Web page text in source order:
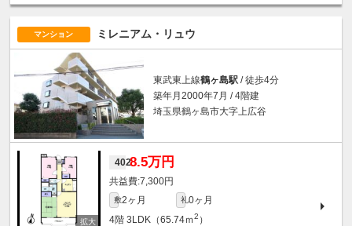
マンション ミレニアム・リュウ
東武東上線鶴ヶ島駅 / 徒歩4分
築年月2000年7月 / 4階建
埼玉県鶴ヶ島市大字上広谷
4028.5万円
7,300円
敷2ヶ月 礼0ヶ月
4階 3LDK（65.74ｍ2 ）